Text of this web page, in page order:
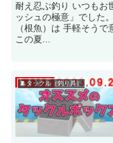
耐え忍ぶ釣り いつもお
ッシュの極意」でした
（根魚）は 手軽そう
この夏...
🧵タックル（釣り具）